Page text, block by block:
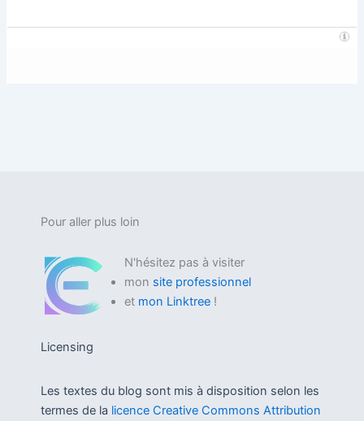
Pour aller plus loin
N'hésitez pas à visiter
mon site professionnel
et mon Linktree !
Licensing
Les textes du blog sont mis à disposition selon les
termes de la licence Creative Commons Attribution